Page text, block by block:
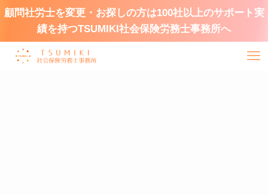
顧問社労士を変更・お探しの方は100社以上のサポート実
績を持つTSUMIKI社会保険労務士事務所へ